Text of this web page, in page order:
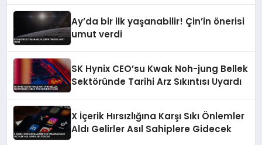
Ay’da bir ilk yaşanabilir! Çin’in önerisi
umut verdi
SK Hynix CEO’su Kwak Noh-jung Bellek
Sektöründe Tarihi Arz Sıkıntısı Uyardı
X İçerik Hırsızlığına Karşı Sıkı Önlemler
Aldı Gelirler Asıl Sahiplere Gidecek